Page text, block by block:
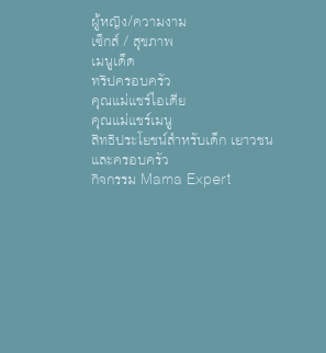
ผู้หญิง/ความงาม
เซ็กส์ / สุขภาพ
เมนูเด็ด
ทริปครอบครัว
คุณแม่แชร์ไอเดีย
คุณแม่แชร์เมนู
สิทธิประโยชน์สำหรับเด็ก เยาวชน
และครอบครัว
กิจกรรม Mama Expert